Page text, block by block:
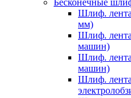
Шлиф.
мм)
Шлиф.
машин)
Шлиф.
машин)
Шлиф.